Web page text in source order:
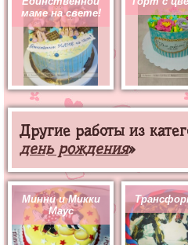
маме на свете!
Другие работы из
день рождения»
Минни и Микки
Маус